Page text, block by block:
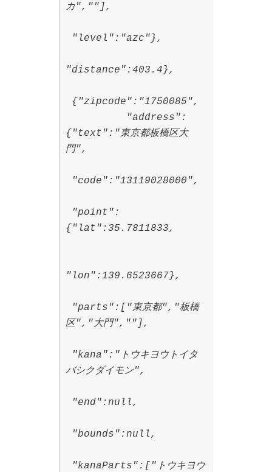
カ",""],
"level":"azc"},
"distance":403.4},
{"zipcode":"1750085",
"address":
{"text":"東京都板橋区大
門",
"code":"13119028000",
"point":
{"lat":35.7811833,
"lon":139.6523667},
"parts":["東京都","板橋
区","大門",""],
"kana":"トウキヨウトイタ
バシクダイモン",
"end":null,
"bounds":null,
"kanaParts":["トウキヨウ